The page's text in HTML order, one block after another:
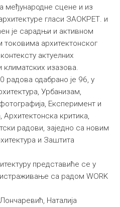
међународне сцене и из
гласи ЗАОКРЕТ. и
је сарадњи и активном
архитектонског
актуелних
изазова.
радова одабрано је 96, у
Урбанизам,
Експеримент и
критика,
радови, заједно са новим
и Заштита
представиће се у
са радом WORK
Наталија